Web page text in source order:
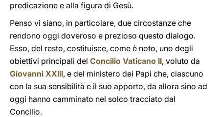
predicazione e alla figura di Gesù.
Penso vi siano, in particolare, due circostanze che
rendono oggi doveroso e prezioso questo dialogo.
Esso, del resto, costituisce, come è noto, uno degli
obiettivi principali del Concilio Vaticano II, voluto da
Giovanni XXIII, e del ministero dei Papi che, ciascuno
con la sua sensibilità e il suo apporto, da allora sino ad
oggi hanno camminato nel solco tracciato dal
Concilio.